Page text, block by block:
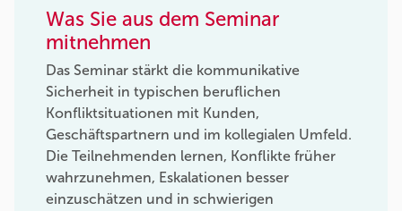
Was Sie aus dem Seminar
mitnehmen
Das Seminar stärkt die kommunikative
Sicherheit in typischen beruflichen
Konfliktsituationen mit Kunden,
Geschäftspartnern und im kollegialen Umfeld.
Die Teilnehmenden lernen, Konflikte früher
wahrzunehmen, Eskalationen besser
einzuschätzen und in schwierigen